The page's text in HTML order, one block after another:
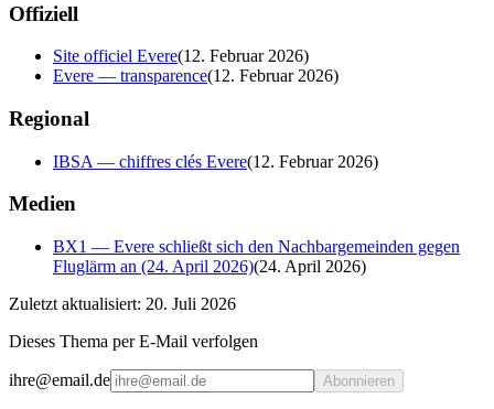
Offiziell
Site officiel Evere(12. Februar 2026)
Evere — transparence(12. Februar 2026)
Regional
IBSA — chiffres clés Evere(12. Februar 2026)
Medien
BX1 — Evere schließt sich den Nachbargemeinden gegen
Fluglärm an (24. April 2026)(24. April 2026)
Zuletzt aktualisiert: 20. Juli 2026
Dieses Thema per E-Mail verfolgen
ihre@email.de Abonnieren